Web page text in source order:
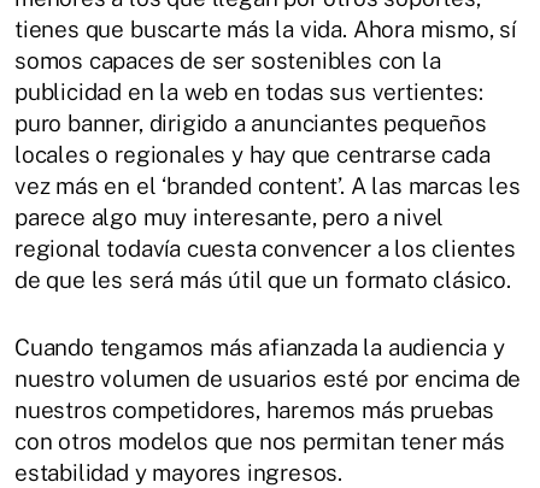
tienes que buscarte más la vida. Ahora mismo, sí
somos capaces de ser sostenibles con la
publicidad en la web en todas sus vertientes:
puro banner, dirigido a anunciantes pequeños
locales o regionales y hay que centrarse cada
vez más en el ‘branded content’. A las marcas les
parece algo muy interesante, pero a nivel
regional todavía cuesta convencer a los clientes
de que les será más útil que un formato clásico.
Cuando tengamos más afianzada la audiencia y
nuestro volumen de usuarios esté por encima de
nuestros competidores, haremos más pruebas
con otros modelos que nos permitan tener más
estabilidad y mayores ingresos.